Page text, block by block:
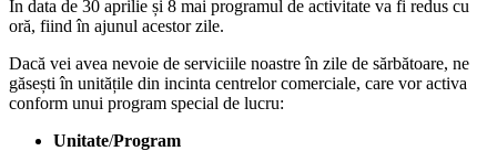
În data de 30 aprilie și 8 mai programul de activitate va fi redus cu
oră, fiind în ajunul acestor zile.
Dacă vei avea nevoie de serviciile noastre în zile de sărbătoare, ne
găsești în unitățile din incinta centrelor comerciale, care vor activa
conform unui program special de lucru:
Unitate/Program